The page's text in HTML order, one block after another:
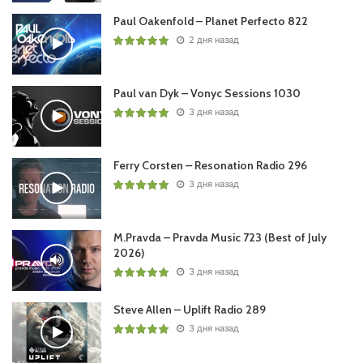
19. Boris Foong x EBXM – Black Ops (Extended Mix)
/Reaching Altitude/
20. FORCES & French Skies – Freakin Out (Extended Mix)
Понравился выпуск?
Пользовательская оценка:
Paul Oakenfold – Planet Perfecto 822
2 дня назад
Paul van Dyk – Vonyc Sessions 1030
3 дня назад
Ferry Corsten – Resonation Radio 296
3 дня назад
M.Pravda – Pravda Music 723 (Best of July
2026)
3 дня назад
Steve Allen – Uplift Radio 289
3 дня назад